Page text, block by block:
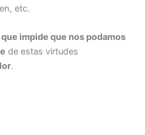
etc.
impide que nos podamos
de estas virtudes
.